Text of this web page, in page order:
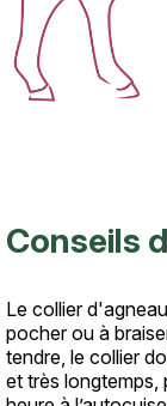
Conseils
Texte
Le collier
pocher ou à
tendre, le collier
et très longtemps,